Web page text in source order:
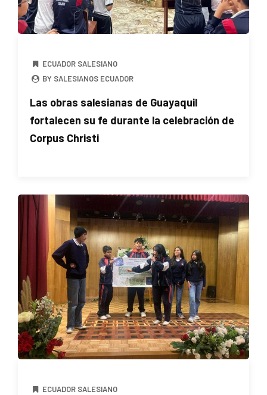
ECUADOR SALESIANO
BY SALESIANOS ECUADOR
Las obras salesianas de Guayaquil
fortalecen su fe durante la celebración de
Corpus Christi
ECUADOR SALESIANO